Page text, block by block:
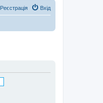
Вхід
Реєстрація